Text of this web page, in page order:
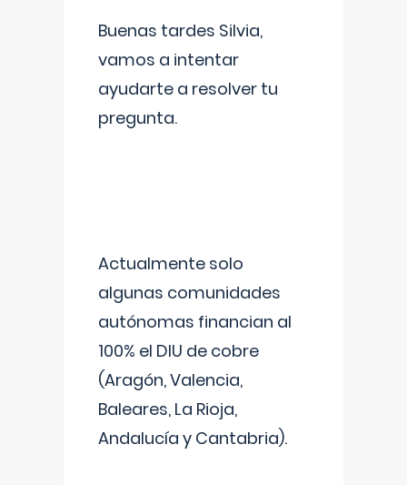
Buenas tardes Silvia,
vamos a intentar
ayudarte a resolver tu
pregunta.
Actualmente solo
algunas comunidades
autónomas financian al
100% el DIU de cobre
(Aragón, Valencia,
Baleares, La Rioja,
Andalucía y Cantabria).